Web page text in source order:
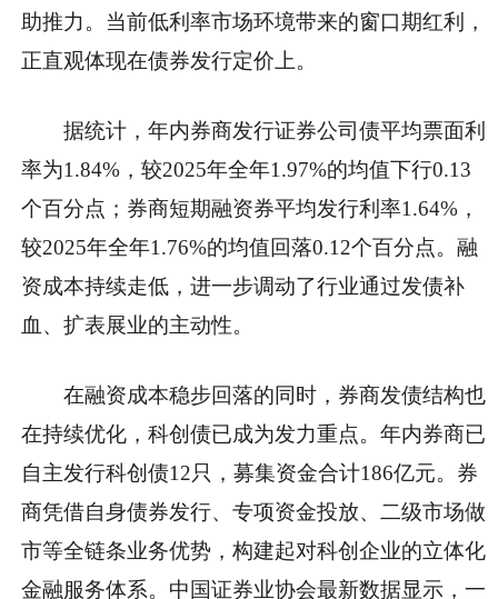
助推力。当前低利率市场环境带来的窗口期红利，
正直观体现在债券发行定价上。
据统计，年内券商发行证券公司债平均票面利
率为1.84%，较2025年全年1.97%的均值下行0.13
个百分点；券商短期融资券平均发行利率1.64%，
较2025年全年1.76%的均值回落0.12个百分点。融
资成本持续走低，进一步调动了行业通过发债补
血、扩表展业的主动性。
在融资成本稳步回落的同时，券商发债结构也
在持续优化，科创债已成为发力重点。年内券商已
自主发行科创债12只，募集资金合计186亿元。券
商凭借自身债券发行、专项资金投放、二级市场做
市等全链条业务优势，构建起对科创企业的立体化
金融服务体系。中国证券业协会最新数据显示，一